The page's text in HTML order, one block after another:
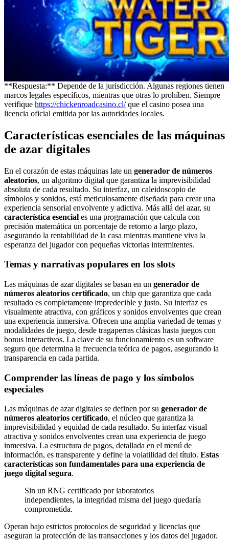
**Respuesta:** Depende de la jurisdicción. Algunas regiones tienen
marcos legales específicos, mientras que otras lo prohíben. Siempre
verifique https://chickenroadcasino.cl/que el casino posea una
licencia oficial emitida por las autoridades locales.
Características esenciales de las máquinas
de azar digitales
En el corazón de estas máquinas late un generador de números
aleatorios, un algoritmo digital que garantiza la imprevisibilidad
absoluta de cada resultado. Su interfaz, un caleidoscopio de
símbolos y sonidos, está meticulosamente diseñada para crear una
experiencia sensorial envolvente y adictiva. Más allá del azar, su
característica esencial es una programación que calcula con
precisión matemática un porcentaje de retorno a largo plazo,
asegurando la rentabilidad de la casa mientras mantiene viva la
esperanza del jugador con pequeñas victorias intermitentes.
Temas y narrativas populares en los slots
Las máquinas de azar digitales se basan en un generador de
números aleatorios certificado, un chip que garantiza que cada
resultado es completamente impredecible y justo. Su interfaz es
visualmente atractiva, con gráficos y sonidos envolventes que crean
una experiencia inmersiva. Ofrecen una amplia variedad de temas y
modalidades de juego, desde tragaperras clásicas hasta juegos con
bonus interactivos. La clave de su funcionamiento es un software
seguro que determina la frecuencia teórica de pagos, asegurando la
transparencia en cada partida.
Comprender las líneas de pago y los símbolos
especiales
Las máquinas de azar digitales se definen por su generador de
números aleatorios certificado, el núcleo que garantiza la
imprevisibilidad y equidad de cada resultado. Su interfaz visual
atractiva y sonidos envolventes crean una experiencia de juego
inmersiva. La estructura de pagos, detallada en el menú de
información, es transparente y define la volatilidad del título. Estas
características son fundamentales para una experiencia de
juego digital segura.
Sin un RNG certificado por laboratorios
independientes, la integridad misma del juego quedaría
comprometida.
Operan bajo estrictos protocolos de seguridad y licencias que
aseguran la protección de las transacciones y los datos del jugador.